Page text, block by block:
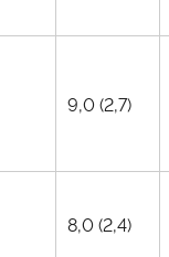
9,0 (2,7)
8,0 (2,4)